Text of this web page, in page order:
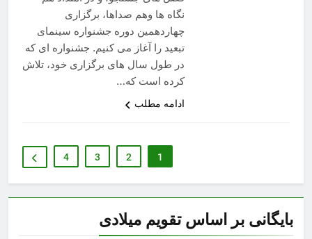
نگاه ها وهم صداها، برگزاری
چهاردهمین دوره جشنواره سینمای
تبعید را آغاز می کنیم. جشنواره ای که
در طول سال های برگزاری خود، تلاش
کرده است که…
ادامه مطلب
1
2
3
4
بایگانی بر اساس تقویم میلادی